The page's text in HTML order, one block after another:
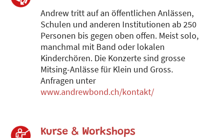
Andrew tritt auf an öffentlichen Anlässen,
Schulen und anderen Institutionen ab 250
Personen bis gegen oben offen. Meist solo,
manchmal mit Band oder lokalen
Kinderchören. Die Konzerte sind grosse
Mitsing-Anlässe für Klein und Gross.
Anfragen unter
www.andrewbond.ch/kontakt/
Kurse & Workshops